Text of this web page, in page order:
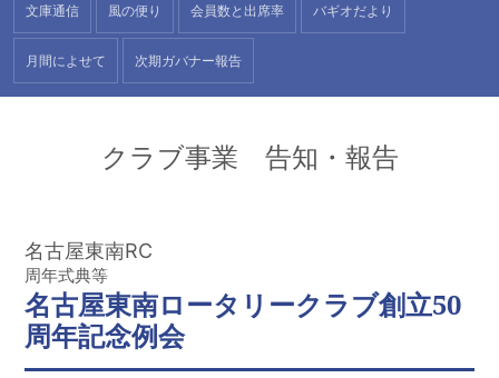
文庫通信 風の便り 会員数と 出席率 バギオだより
月間によせて 次期ガバナー報告
クラブ事業 告知・報告
名古屋東南RC
周年式典等
名古屋東南ロータリークラブ創立50
周年記念例会